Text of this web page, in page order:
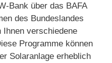
Bank über das BAFA
des Bundeslandes
Ihnen verschiedene
Programme können
Solaranlage erheblich